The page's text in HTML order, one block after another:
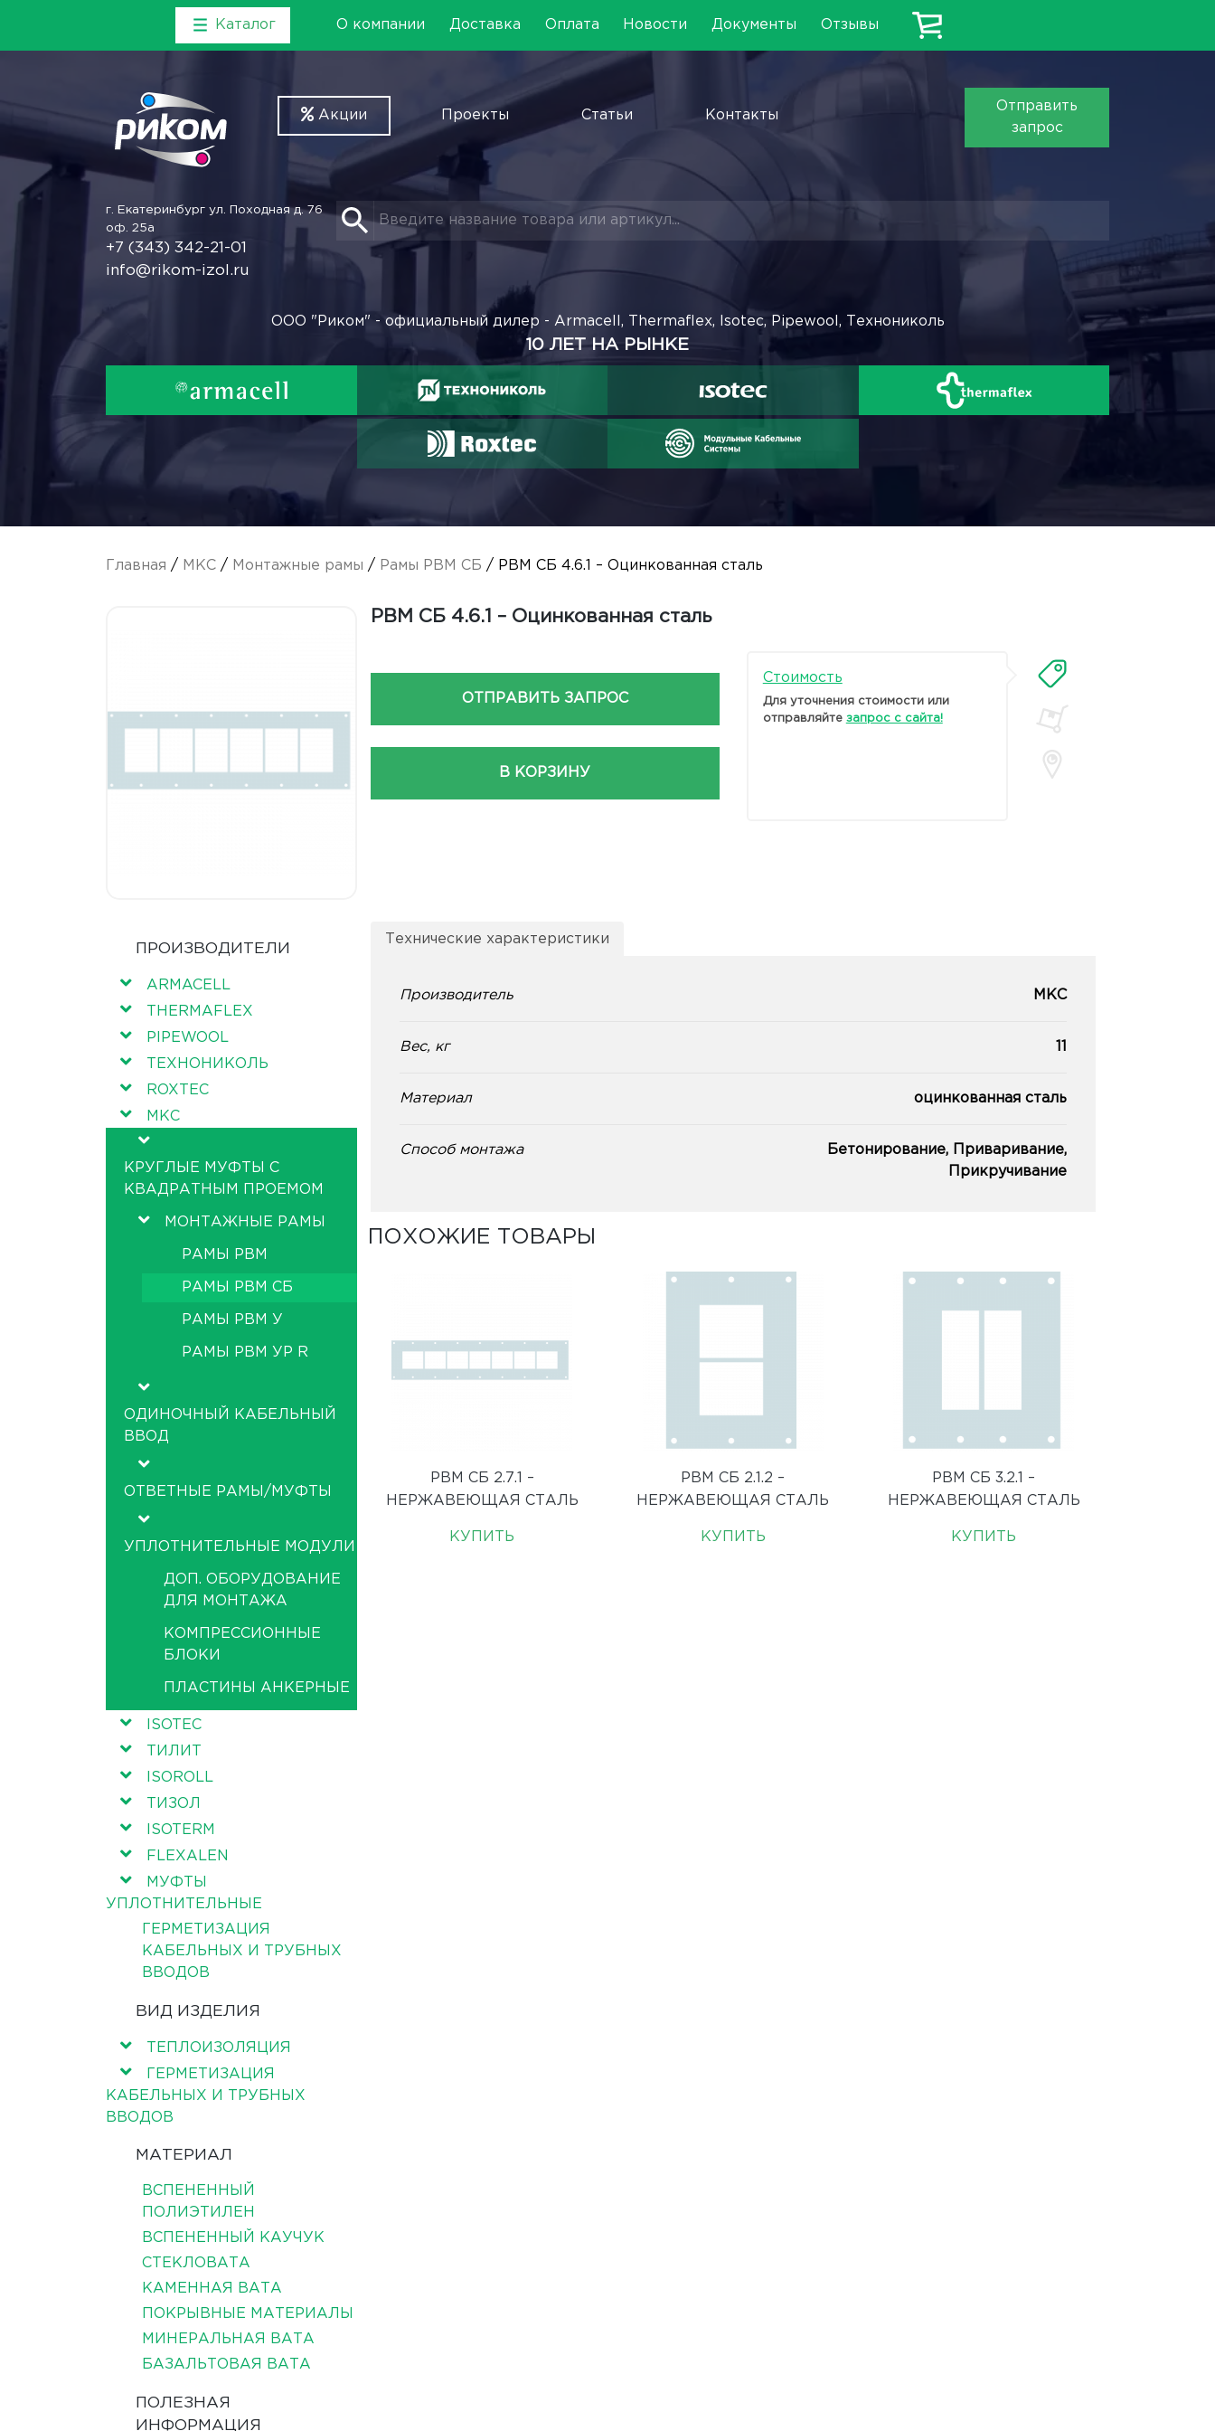
Каталог О компании Доставка Оплата Новости Документы Отзывы
Акции Проекты Статьи Контакты
Отправить
запрос
г. Екатеринбург ул. Походная д. 76
оф. 25а
+7 (343) 342-21-01
info@rikom-izol.ru
ООО "Риком" - официальный дилер - Armacell, Thermaflex, Isotec, Pipewool, Технониколь
10 ЛЕТ НА РЫНКЕ
Главная / МКС / Монтажные рамы / Рамы РВМ СБ / РВМ СБ 4.6.1 – Оцинкованная сталь
РВМ СБ 4.6.1 – Оцинкованная сталь
ОТПРАВИТЬ ЗАПРОС
В КОРЗИНУ
Стоимость
Для уточнения стоимости или
отправляйте запрос с сайта!
ПРОИЗВОДИТЕЛИ
ARMACELL
THERMAFLEX
PIPEWOOL
ТЕХНОНИКОЛЬ
ROXTEC
МКС
КРУГЛЫЕ МУФТЫ С
КВАДРАТНЫМ ПРОЕМОМ
МОНТАЖНЫЕ РАМЫ
РАМЫ РВМ
РАМЫ РВМ СБ
РАМЫ РВМ У
РАМЫ РВМ УР R
ОДИНОЧНЫЙ КАБЕЛЬНЫЙ
ВВОД
ОТВЕТНЫЕ РАМЫ/МУФТЫ
УПЛОТНИТЕЛЬНЫЕ МОДУЛИ
ДОП. ОБОРУДОВАНИЕ
ДЛЯ МОНТАЖА
КОМПРЕССИОННЫЕ
БЛОКИ
ПЛАСТИНЫ АНКЕРНЫЕ
ISOTEC
ТИЛИТ
ISOROLL
ТИЗОЛ
ISOTERM
FLEXALEN
МУФТЫ
УПЛОТНИТЕЛЬНЫЕ
ГЕРМЕТИЗАЦИЯ
КАБЕЛЬНЫХ И ТРУБНЫХ
ВВОДОВ
ВИД ИЗДЕЛИЯ
ТЕПЛОИЗОЛЯЦИЯ
ГЕРМЕТИЗАЦИЯ
КАБЕЛЬНЫХ И ТРУБНЫХ
ВВОДОВ
МАТЕРИАЛ
ВСПЕНЕННЫЙ
ПОЛИЭТИЛЕН
ВСПЕНЕННЫЙ КАУЧУК
СТЕКЛОВАТА
КАМЕННАЯ ВАТА
ПОКРЫВНЫЕ МАТЕРИАЛЫ
МИНЕРАЛЬНАЯ ВАТА
БАЗАЛЬТОВАЯ ВАТА
ПОЛЕЗНАЯ
ИНФОРМАЦИЯ
Технические характеристики
Производитель МКС
Вес, кг
Материал оцинкованная сталь
Способ монтажа
Бетонирование, Приваривание,
Прикручивание
ПОХОЖИЕ ТОВАРЫ
РВМ СБ 2.7.1 –
НЕРЖАВЕЮЩАЯ СТАЛЬ
КУПИТЬ
РВМ СБ 2.1.2 –
НЕРЖАВЕЮЩАЯ СТАЛЬ
КУПИТЬ
РВМ СБ 3.2.1 –
НЕРЖАВЕЮЩАЯ СТАЛЬ
КУПИТЬ